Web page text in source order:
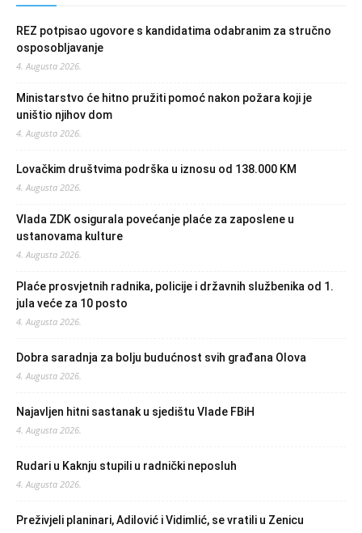
REZ potpisao ugovore s kandidatima odabranim za stručno
osposobljavanje
4. Augusta 2026.
Ministarstvo će hitno pružiti pomoć nakon požara koji je
uništio njihov dom
4. Augusta 2026.
Lovačkim društvima podrška u iznosu od 138.000 KM
4. Augusta 2026.
Vlada ZDK osigurala povećanje plaće za zaposlene u
ustanovama kulture
4. Augusta 2026.
Plaće prosvjetnih radnika, policije i državnih službenika od 1.
jula veće za 10 posto
4. Augusta 2026.
Dobra saradnja za bolju budućnost svih građana Olova
4. Augusta 2026.
Najavljen hitni sastanak u sjedištu Vlade FBiH
4. Augusta 2026.
Rudari u Kaknju stupili u radnički neposluh
4. Augusta 2026.
Preživjeli planinari, Adilović i Vidimlić, se vratili u Zenicu